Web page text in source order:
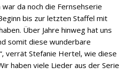
da noch die Fernsehserie
bis zur letzten Staffel mit
Über Jahre hinweg hat uns
somit diese wunderbare
verrät Stefanie Hertel, wie diese
haben viele Lieder aus der Serie